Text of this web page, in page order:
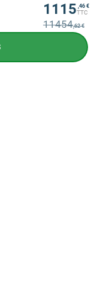
1115 ,46 €
TTC
11454,62 €